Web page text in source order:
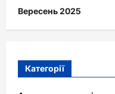
Вересень 2025
Категорії